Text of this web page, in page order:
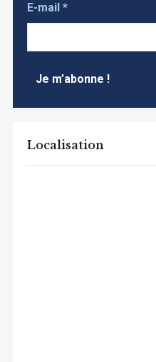
E-mail *
Localisation